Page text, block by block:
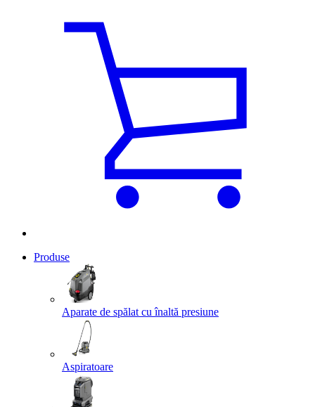
Produse
Aparate de spălat cu înaltă presiune
Aspiratoare